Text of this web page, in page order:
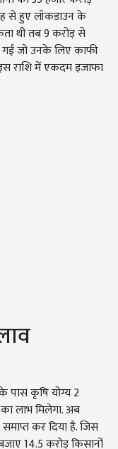
से हुए लॉकडाउन के
थी तब 9 करोड़ से
गई जो उनके लिए काफी
राशि में एकदम इजाफा
पास कृषि योग्य 2
लाभ मिलेगा. अब
कर दिया है. जिस
14.5 करोड़ किसानों